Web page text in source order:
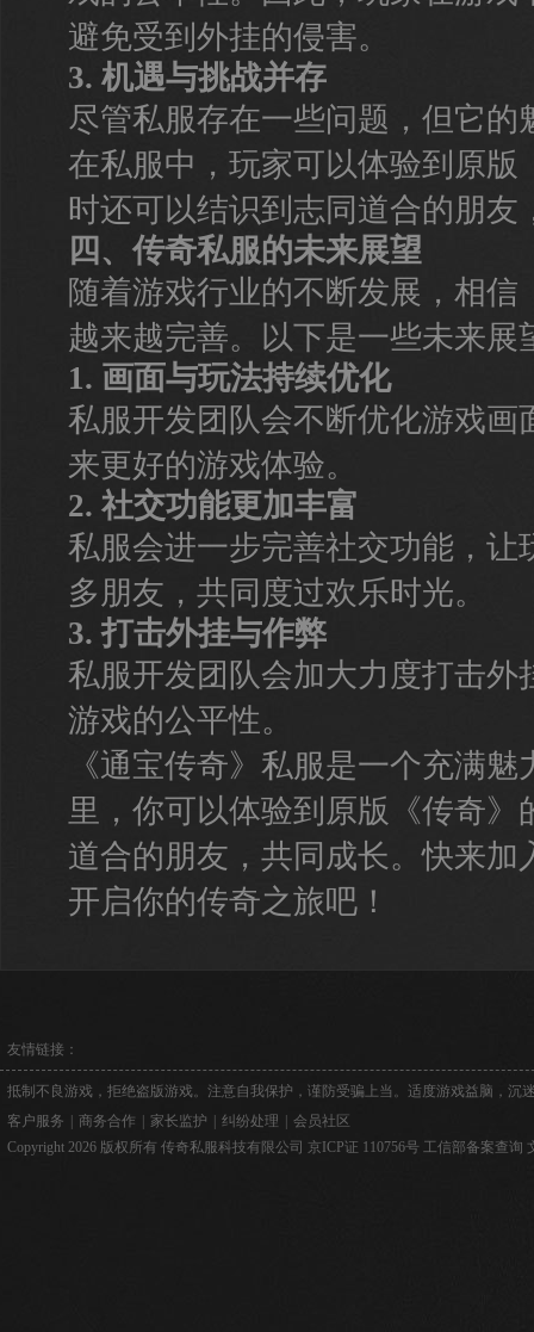
避免受到外挂的侵害。
3. 机遇与挑战并存
尽管私服存在一些问题，但它的
在私服中，玩家可以体验到原版
时还可以结识到志同道合的朋友
四、传奇私服的未来展望
随着游戏行业的不断发展，相信
越来越完善。以下是一些未来展
1. 画面与玩法持续优化
私服开发团队会不断优化游戏画
来更好的游戏体验。
2. 社交功能更加丰富
私服会进一步完善社交功能，让
多朋友，共同度过欢乐时光。
3. 打击外挂与作弊
私服开发团队会加大力度打击外
游戏的公平性。
《通宝传奇》私服是一个充满
里，你可以体验到原版《传奇》
道合的朋友，共同成长。快来加
开启你的传奇之旅吧！
友情链接：
抵制不良游戏，拒绝盗版游戏。注意自我保护，谨防受骗上当。适度游戏益脑，沉
客户服务
商务合作 家长监护 纠纷处理
会员社区
Copyright 2026 版权所有 传奇私服科技有限公司 京ICP证 110756号 工信部备案查询